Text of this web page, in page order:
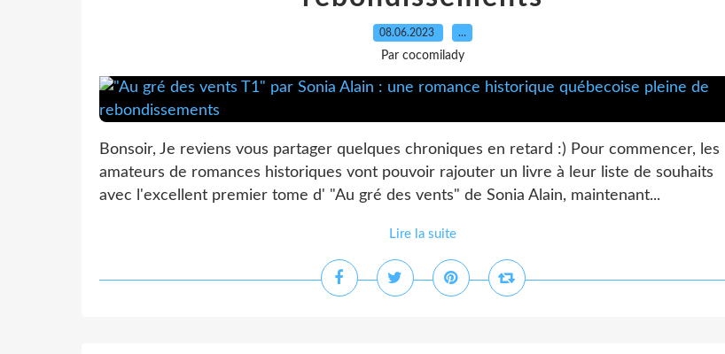
08.06.2023 …
Par cocomilady
Bonsoir, Je reviens vous partager quelques chroniques en retard :) Pour commencer, les
amateurs de romances historiques vont pouvoir rajouter un livre à leur liste de souhaits
avec l'excellent premier tome d' "Au gré des vents" de Sonia Alain, maintenant...
Lire la suite